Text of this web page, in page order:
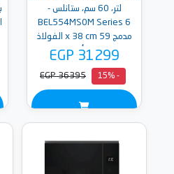
لتر، 60 سم، ستانلس -
BEL554MS0M Series 6
مدمج 59 x 38 cm الفولاذ
المقاوم للصدأ ضمان دولى
EGP 31299
- 15%
EGP 36395